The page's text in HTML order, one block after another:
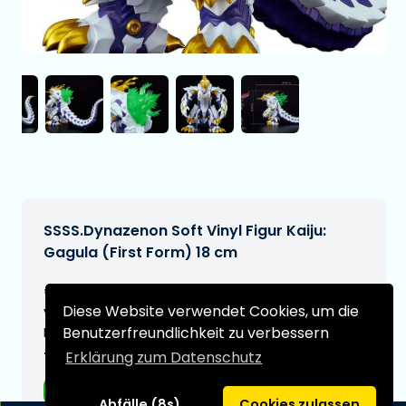
Diese Website verwendet Cookies, um die
Benutzerfreundlichkeit zu verbessern
Erklärung zum Datenschutz
SSSS.Dynazenon Soft Vinyl Figur Kaiju:
Gagula (First Form) 18 cm
€76,95
Voraussichtliches Lieferdatum:
N/A
Typ: